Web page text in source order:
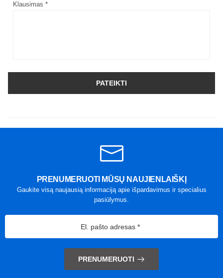
Klausimas *
PATEIKTI
PRENUMERUOTI MŪSŲ NAUJIENLAIŠKĮ
Gaukite visą naujausią informaciją apie išpardavimus ir specialius
pasiūlymus.
PRENUMERUOTI